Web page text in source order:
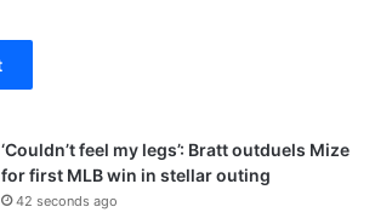
‘Couldn’t feel my legs’: Bratt outduels Mize
for first MLB win in stellar outing
42 seconds ago